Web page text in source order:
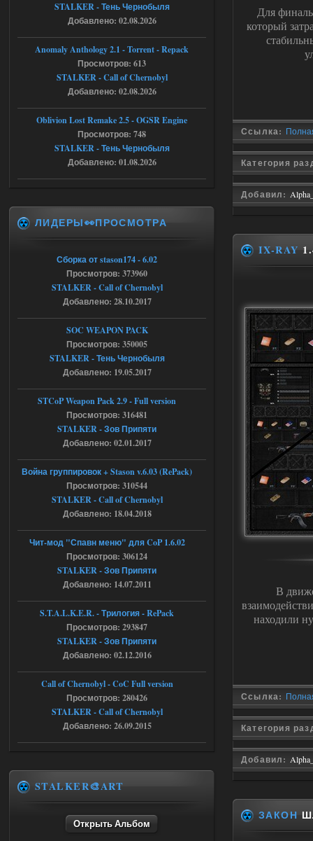
Для
который
Ссылка:
Категория
Добавил:
IX-RAY
В
находили
Ссылка:
Категория
Добавил:
ЗАКОН
Доступно только для пользователей
Ответить ➤
Тайна Зоны - Remaster 2026
20:25
AndreySA
[05.08.26
20:23:10.934] [17468]
FATAL ERROR
[error]Expression : FATAL ERROR
t_engine.cpp
[error]Description :
shadow of
chernobyl\gamedata\scripts\xr_camper.sc
ript:510: attempt to index local 'manager'
(a nil value)
Вылет после захода в Припять.
Ответить ➤
05.08.2026
Скованные одной цепью
r4908778
с избавлением от баласта,
доходяга.
Ответить ➤
05.08.2026
Путь во мгле + GUNSLINGER mod
Stalker-Mods-Clan-su
Доступно только для пользователей
05.08.2026
Путь во мгле + GUNSLINGER mod
16:09
stalker673920
где пароль?
Dead Air: Refined
Stalker-Mods-Clan-su
Доступно только для пользователей
Объединенный Пак 2 + OGSR +
STCoP WP 3.4
STALKER - Тень Чернобыля
Добавлено: 02.08.2026
Anomaly Anthology 2.1 - Torrent - Repack
Просмотров: 613
STALKER - Call of Chernobyl
Добавлено: 02.08.2026
Oblivion Lost Remake 2.5 - OGSR Engine
Просмотров: 748
STALKER - Тень Чернобыля
Добавлено: 01.08.2026
ЛИДЕРЫ👀ПРОСМОТРА
Сборка от stason174 - 6.02
Просмотров: 373960
STALKER - Call of Chernobyl
Добавлено: 28.10.2017
SOC WEAPON PACK
Просмотров: 350005
STALKER - Тень Чернобыля
Добавлено: 19.05.2017
STCoP Weapon Pack 2.9 - Full version
Просмотров: 316481
STALKER - Зов Припяти
Добавлено: 02.01.2017
Война группировок + Stason v.6.03 (RePack)
Просмотров: 310544
STALKER - Call of Chernobyl
Добавлено: 18.04.2018
Чит-мод "Спавн меню" для CoP 1.6.02
Просмотров: 306124
STALKER - Зов Припяти
Добавлено: 14.07.2011
S.T.A.L.K.E.R. - Трилогия - RePack
Просмотров: 293847
STALKER - Зов Припяти
Добавлено: 02.12.2016
Call of Chernobyl - CoC Full version
Просмотров: 280426
STALKER - Call of Chernobyl
Добавлено: 26.09.2015
STALKER🎨ART
Открыть Альбом